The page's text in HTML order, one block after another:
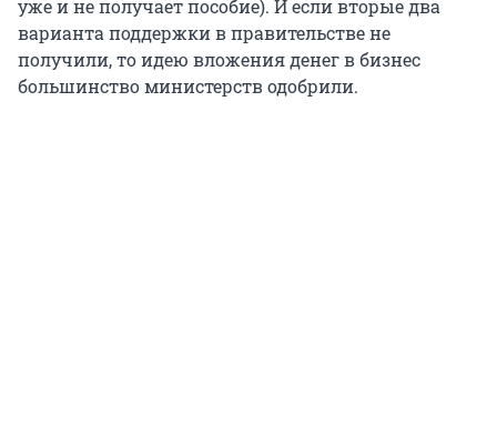
уже и не получает пособие). И если вторые два
варианта поддержки в правительстве не
получили, то идею вложения денег в бизнес
большинство министерств одобрили.